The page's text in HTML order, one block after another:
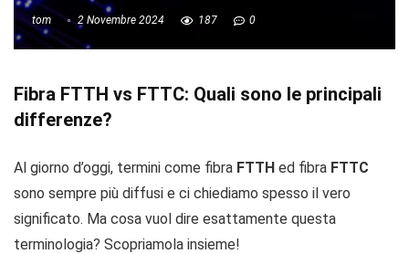
tom 2 Novembre 2024 187 0
Fibra FTTH vs FTTC: Quali sono le principali
differenze?
Al giorno d’oggi, termini come fibra FTTH ed fibra FTTC
sono sempre più diffusi e ci chiediamo spesso il vero
significato. Ma cosa vuol dire esattamente questa
terminologia? Scopriamola insieme!